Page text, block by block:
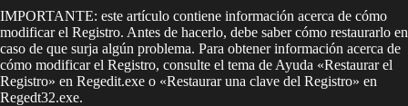
IMPORTANTE: este artículo contiene información acerca de cómo
modificar el Registro. Antes de hacerlo, debe saber cómo restaurarlo en
caso de que surja algún problema. Para obtener información acerca de
cómo modificar el Registro, consulte el tema de Ayuda «Restaurar el
Registro» en Regedit.exe o «Restaurar una clave del Registro» en
Regedt32.exe.